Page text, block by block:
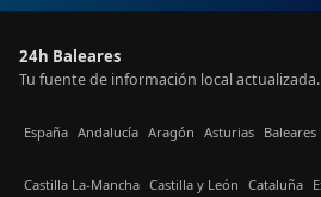
24h Baleares
Tu fuente de información local actualizada.
España Andalucía Aragón Asturias Baleares
Castilla La-Mancha Castilla y León Cataluña